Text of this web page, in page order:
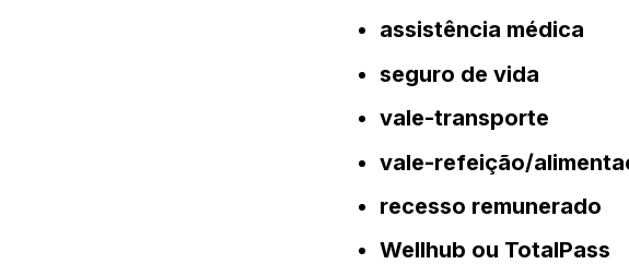
assistência médica
seguro de vida
vale-transporte
vale-refeição/
recesso remunerado
Wellhub ou TotalPass